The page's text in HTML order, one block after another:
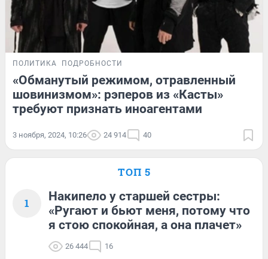
ПОЛИТИКА ПОДРОБНОСТИ
«Обманутый режимом, отравленный
шовинизмом»: рэперов из «Касты»
требуют признать иноагентами
3 ноября, 2024, 10:26 24 914 40
ТОП 5
1
Накипело у старшей сестры:
«Ругают и бьют меня, потому что
я стою спокойная, а она плачет»
26 444 16